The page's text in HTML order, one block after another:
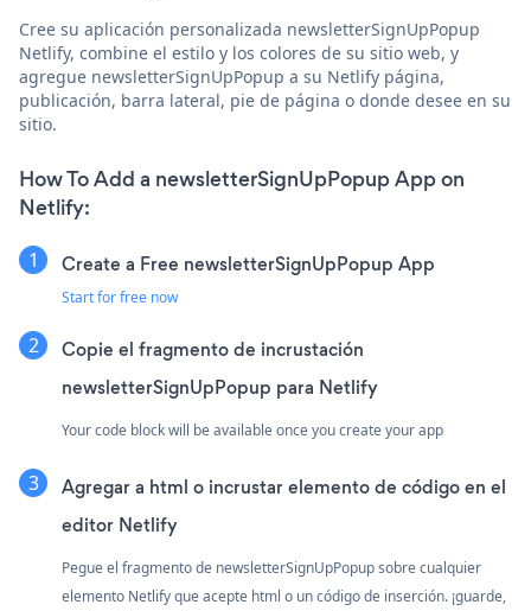
Cree su aplicación personalizada newsletterSignUpPopup
Netlify, combine el estilo y los colores de su sitio web, y
agregue newsletterSignUpPopup a su Netlify página,
publicación, barra lateral, pie de página o donde desee en su
sitio.
How To Add a newsletterSignUpPopup App on
Netlify:
Create a Free newsletterSignUpPopup App
Start for free now
Copie el fragmento de incrustación
newsletterSignUpPopup para Netlify
Your code block will be available once you create your app
Agregar a html o incrustar elemento de código en el
editor Netlify
Pegue el fragmento de newsletterSignUpPopup sobre cualquier
elemento Netlify que acepte html o un código de inserción. ¡guarde,